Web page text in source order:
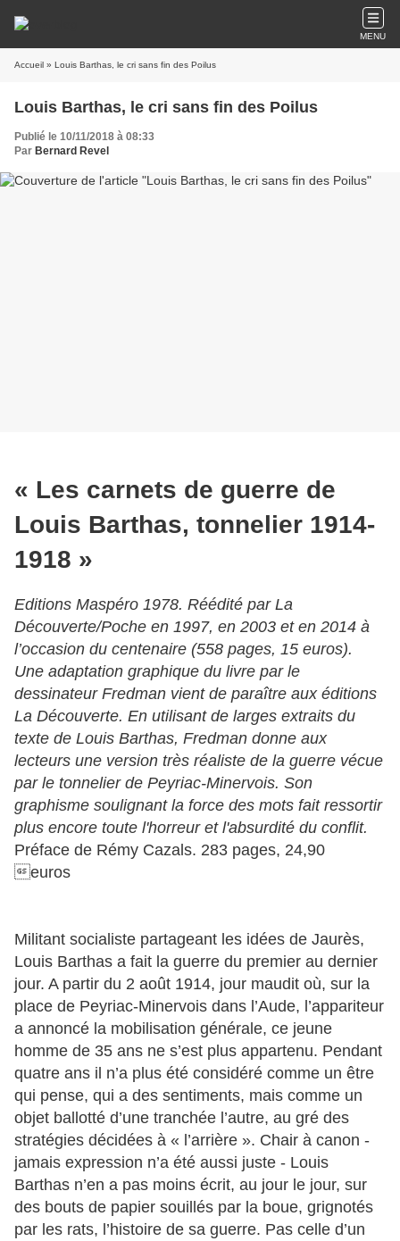
MENU
Accueil » Louis Barthas, le cri sans fin des Poilus
Louis Barthas, le cri sans fin des Poilus
Publié le 10/11/2018 à 08:33
Par Bernard Revel
« Les carnets de guerre de
Louis Barthas, tonnelier 1914-
1918 »
Editions Maspéro 1978. Réédité par La
Découverte/Poche en 1997, en 2003 et en 2014 à
l’occasion du centenaire (558 pages, 15 euros).
Une adaptation graphique du livre par le
dessinateur Fredman vient de paraître aux éditions
La Découverte. En utilisant de larges extraits du
texte de Louis Barthas, Fredman donne aux
lecteurs une version très réaliste de la guerre vécue
par le tonnelier de Peyriac-Minervois. Son
graphisme soulignant la force des mots fait ressortir
plus encore toute l'horreur et l'absurdité du conflit.
Préface de Rémy Cazals. 283 pages, 24,90
euros
Militant socialiste partageant les idées de Jaurès,
Louis Barthas a fait la guerre du premier au dernier
jour. A partir du 2 août 1914, jour maudit où, sur la
place de Peyriac-Minervois dans l’Aude, l’appariteur
a annoncé la mobilisation générale, ce jeune
homme de 35 ans ne s’est plus appartenu. Pendant
quatre ans il n’a plus été considéré comme un être
qui pense, qui a des sentiments, mais comme un
objet ballotté d’une tranchée l’autre, au gré des
stratégies décidées à « l’arrière ». Chair à canon -
jamais expression n’a été aussi juste - Louis
Barthas n’en a pas moins écrit, au jour le jour, sur
des bouts de papier souillés par la boue, grignotés
par les rats, l’histoire de sa guerre. Pas celle d’un